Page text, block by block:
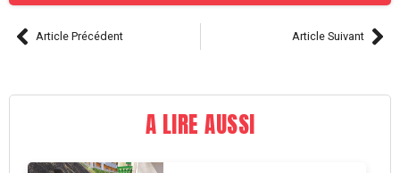
Article Précédent Article Suivant
A LIRE AUSSI